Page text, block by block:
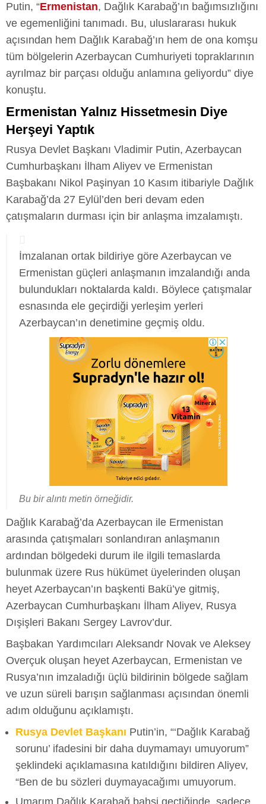
Putin, “Ermenistan, Dağlık Karabağ’ın bağımsızlığını
ve egemenliğini tanımadı. Bu, uluslararası hukuk
açısından hem Dağlık Karabağ’ın hem de ona komşu
tüm bölgelerin Azerbaycan Cumhuriyeti topraklarının
ayrılmaz bir parçası olduğu anlamına geliyordu” diye
konuştu.
Ermenistan Yalnız Hissetmesin Diye
Herşeyi Yaptık
Rusya Devlet Başkanı Vladimir Putin, Azerbaycan
Cumhurbaşkanı İlham Aliyev ve Ermenistan
Başbakanı Nikol Paşinyan 10 Kasım itibariyle Dağlık
Karabağ’da 27 Eylül’den beri devam eden
çatışmaların durması için bir anlaşma imzalamıştı.
İmzalanan ortak bildiriye göre Azerbaycan ve
Ermenistan güçleri anlaşmanın imzalandığı anda
bulundukları noktalarda kaldı. Böylece çatışmalar
esnasında ele geçirdiği yerleşim yerleri
Azerbaycan’ın denetimine geçmiş oldu.
Bu bir alıntı metin örneğidir.
Dağlık Karabağ’da Azerbaycan ile Ermenistan
arasında çatışmaları sonlandıran anlaşmanın
ardından bölgedeki durum ile ilgili temaslarda
bulunmak üzere Rus hükümet üyelerinden oluşan
heyet Azerbaycan’ın başkenti Bakü’ye gitmiş,
Azerbaycan Cumhurbaşkanı İlham Aliyev, Rusya
Dışişleri Bakanı Sergey Lavrov’dur.
Başbakan Yardımcıları Aleksandr Novak ve Aleksey
Overçuk oluşan heyet Azerbaycan, Ermenistan ve
Rusya’nın imzaladığı üçlü bildirinin bölgede sağlam
ve uzun süreli barışın sağlanması açısından önemli
adım olduğunu açıklamıştı.
Rusya Devlet Başkanı Putin’in, “‘Dağlık Karabağ
sorunu’ ifadesini bir daha duymamayı umuyorum”
şeklindeki açıklamasına katıldığını bildiren Aliyev,
“Ben de bu sözleri duymayacağımı umuyorum.
Umarım Dağlık Karabağ bahsi geçtiğinde, sadece